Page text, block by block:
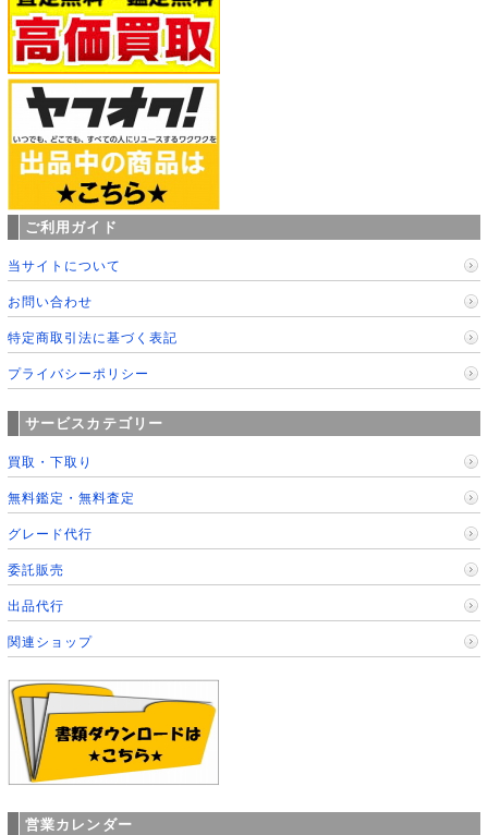
ご利用ガイド
当サイトについて
お問い合わせ
特定商取引法に基づく表記
プライバシーポリシー
サービスカテゴリー
買取・下取り
無料鑑定・無料査定
グレード代行
委託販売
出品代行
関連ショップ
営業カレンダー